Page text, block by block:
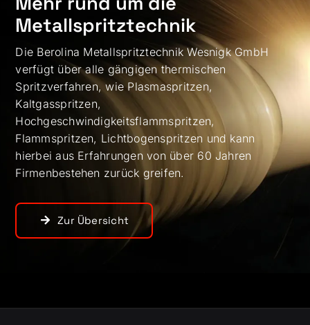
Metallspritztechnik
Die Berolina Metallspritztechnik Wesnigk GmbH
verfügt über alle gängigen thermischen
Spritzverfahren, wie Plasmaspritzen,
Kaltgasspritzen,
Hochgeschwindigkeitsflammspritzen,
Flammspritzen, Lichtbogenspritzen und kann
hierbei aus Erfahrungen von über 60 Jahren
Firmenbestehen zurück greifen.
Zur Übersicht